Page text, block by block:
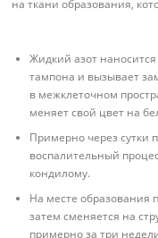
на ткани образования,
Жидкий азот
тампона и вызывает
в межклеточном
меняет свой цвет на
Примерно через сутки
воспалительный
кондилому.
На месте образования
затем сменяется на
примерно за три